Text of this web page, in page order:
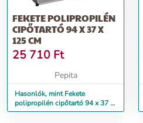
FEKETE POLIPROPILÉN
CIPŐTARTÓ 94 X 37 X
125 CM
25 710 Ft
Pepita
Hasonlók, mint Fekete
polipropilén cipőtartó 94 x 37 x
125 cm